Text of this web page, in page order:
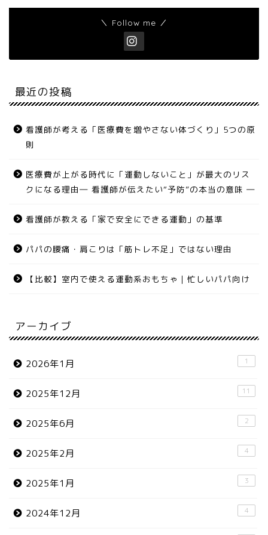
＼ Follow me ／
最近の投稿
看護師が考える「医療費を増やさない体づくり」5つの原
則
医療費が上がる時代に「運動しないこと」が最大のリス
クになる理由― 看護師が伝えたい“予防”の本当の意味 ―
看護師が教える「家で安全にできる運動」の基準
パパの腰痛・肩こりは「筋トレ不足」ではない理由
【比較】室内で使える運動系おもちゃ｜忙しいパパ向け
アーカイブ
2026年1月 1
2025年12月 11
2025年6月 2
2025年2月 4
2025年1月 3
2024年12月 4